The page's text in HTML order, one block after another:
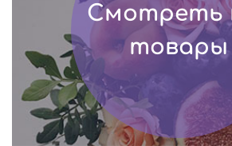
Смотреть
товары